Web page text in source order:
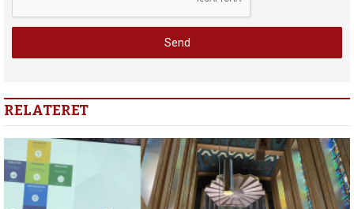
RELATERET